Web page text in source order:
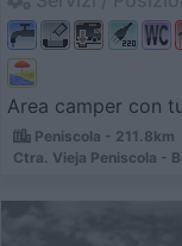
Area camper con
Peniscola - 211.8km
Ctra. Vieja Peniscola -